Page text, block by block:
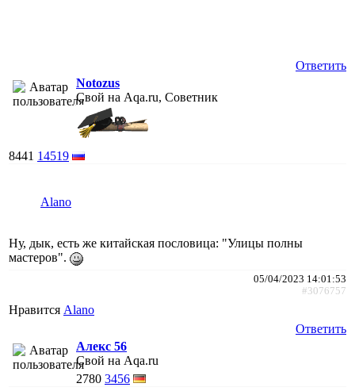
Ответить
Notozus
Свой на Aqa.ru, Советник
8441 14519
Alano
Ну, дык, есть же китайская пословица: "Улицы полны
мастеров".
05/04/2023 14:01:53
#3076757
Нравится Alano
Ответить
Алекс 56
Свой на Aqa.ru
2780 3456